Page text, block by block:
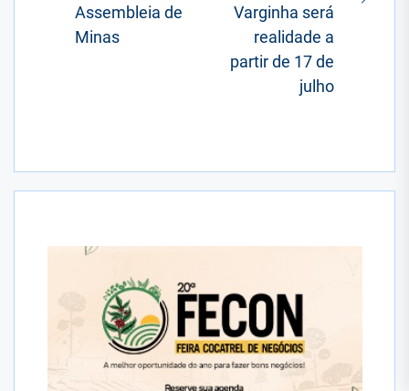
anterior:Assembleia de
Minas
Varginha será
realidade a
partir de 17 de
julho